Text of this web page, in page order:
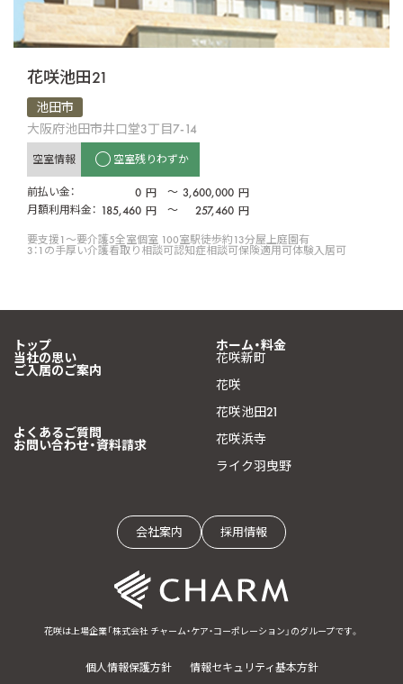
花咲池田21
池田市
大阪府池田市井口堂3丁目7-14
空室情報 空室残りわずか
前払い金： 0 円 〜 3,600,000 円
月額利用料金： 185,460 円 〜 257,460 円
要支援1〜要介護5全室個室 100室駅徒歩約13分屋上庭園有
3：1の手厚い介護看取り相談可認知症相談可保険適用可体験入居可
トップ
当社の思い
ご入居のご案内
ホーム・料金
花咲新町
花咲
花咲池田21
花咲浜寺
ライク羽曳野
よくあるご質問
お問い合わせ・資料請求
会社案内 採用情報
花咲は上場企業「株式会社 チャーム・ケア・コーポレーション」のグループです。
個人情報保護方針 情報セキュリティ基本方針